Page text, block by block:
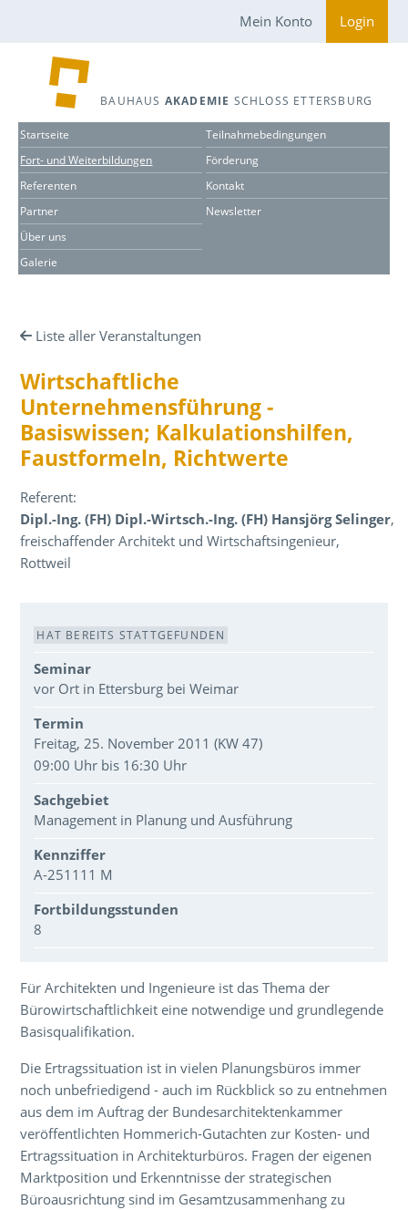
Mein Konto Login
BAUHAUS AKADEMIE SCHLOSS ETTERSBURG
Startseite
Fort- und Weiterbildungen
Referenten
Partner
Über uns
Galerie
Teilnahmebedingungen
Förderung
Kontakt
Newsletter
Liste aller Veranstaltungen
Wirtschaftliche
Unternehmensführung -
Basiswissen; Kalkulationshilfen,
Faustformeln, Richtwerte
Referent:
Dipl.-Ing. (FH) Dipl.-Wirtsch.-Ing. (FH) Hansjörg Selinger,
freischaffender Architekt und Wirtschaftsingenieur,
Rottweil
Veranstaltungsdaten
HAT BEREITS STATTGEFUNDEN
Seminar
vor Ort in Ettersburg bei Weimar
Termin
Freitag, 25. November 2011 (KW 47)
09:00 Uhr bis 16:30 Uhr
Sachgebiet
Management in Planung und Ausführung
Kennziffer
A-251111 M
Fortbildungsstunden
8
Über den Inhalt der Veranstaltung
Für Architekten und Ingenieure ist das Thema der
Bürowirtschaftlichkeit eine notwendige und grundlegende
Basisqualifikation.
Die Ertragssituation ist in vielen Planungsbüros immer
noch unbefriedigend - auch im Rückblick so zu entnehmen
aus dem im Auftrag der Bundesarchitektenkammer
veröffentlichten Hommerich-Gutachten zur Kosten- und
Ertragssituation in Architekturbüros. Fragen der eigenen
Marktposition und Erkenntnisse der strategischen
Büroausrichtung sind im Gesamtzusammenhang zu